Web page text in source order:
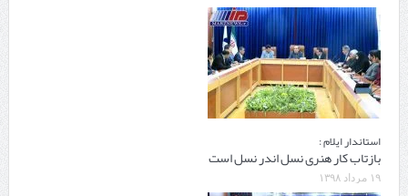
استاندار ایلام :
بازتاب کار هنری نسل اندر نسل است
۱۹ مرداد ۱۳۹۸